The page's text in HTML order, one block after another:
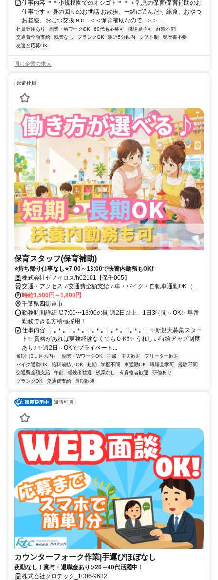
仕事内容 ＊＊小規模園でのオシゴト＊＊ ＜乳児の保育/保育補助のお
仕事です＞ 身の回りのお世話 お散歩、一緒に遊んだり 給食、おやつ
お昼寝、おむつ交換 etc... ＜＜保育補助なので...＞＞ ...
社員登用あり 副業・WワークOK 60代も応募可 職場見学可
経験不問
交通費全額支給
残業なし ブランクOK 駅近5分以内 シフト制
履歴書不要
友達と応募OK
同じ企業の求人
派遣社員
保育スタッフ(保育補助)
⭐持ち帰り仕事なし⭐7:00～13:00で扶養内勤務もOK❗
株式会社ゼフィロス/h02101【保千005】
交通・アクセス ⭐交通費全額支給 ⭐車・バイク・自転車通勤OK（無
料駐車場あり） ⭐お給料即払いOK♪
時給1,500円～1,800円
千葉県四街道市
勤務時間詳細 ⏰7:00〜13:00の間 週2日以上、1日3時間～OK✨ 早番
勤務できる方積極採用！
仕事内容 ･:･｡＊｡･:･｡＊｡･:･｡＊｡･:･｡＊｡･:･｡＊｡･:･ ✨新規大募集スター
ト✨ 資格があれば実務経験なくてもＯＫ❗✨ うれしい時給アップ制度
あり♪ ✨週2日～OKでプライベート...
短期（3ヵ月以内） 副業・WワークOK 主婦・主夫歓迎
フリーター歓迎
バイク通勤OK
給料前払いOK 短期 学歴不問 車通勤OK 職場見学可
経験不問
交通費全額支給
午前 経験者歓迎 残業なし 有資格者歓迎
研修あり
ブランクOK
交通費支給 長期歓迎
派遣社員
カウンターフォーク作業|手運びほぼなし
夜勤なし！賞与・退職金あり✨20～40代活躍中！
株式会社クロテック_1006-9632